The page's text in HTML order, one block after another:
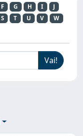
F G H I
J
S T U V
W